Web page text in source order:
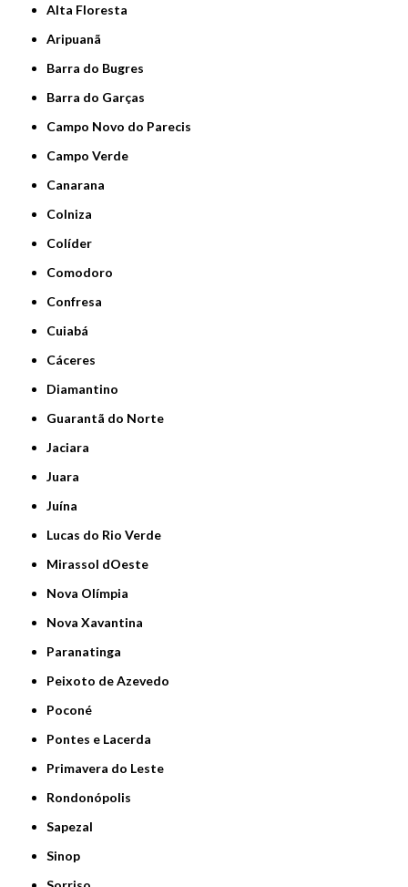
Alta Floresta
Aripuanã
Barra do Bugres
Barra do Garças
Campo Novo do Parecis
Campo Verde
Canarana
Colniza
Colíder
Comodoro
Confresa
Cuiabá
Cáceres
Diamantino
Guarantã do Norte
Jaciara
Juara
Juína
Lucas do Rio Verde
Mirassol dOeste
Nova Olímpia
Nova Xavantina
Paranatinga
Peixoto de Azevedo
Poconé
Pontes e Lacerda
Primavera do Leste
Rondonópolis
Sapezal
Sinop